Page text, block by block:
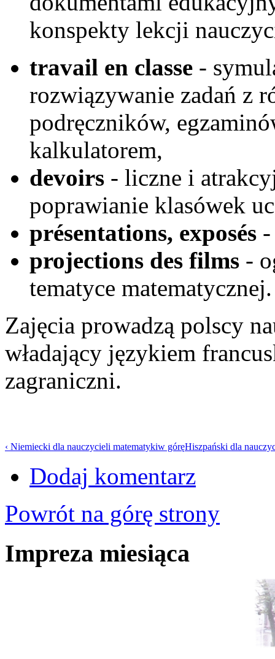
konspekty lekcji
travail en classe -
rozwiązywanie zadań z
podręczników,
kalkulatorem,
devoirs - liczne i
poprawianie klasówek
présentations, exposés
projections des films -
tematyce matematycznej.
Zajęcia prowadzą polscy
władający językiem
zagraniczni.
‹ Niemiecki dla nauczycieli matematykiw góręHiszpański dla
Dodaj komentarz
Powrót na górę strony
Impreza miesiąca